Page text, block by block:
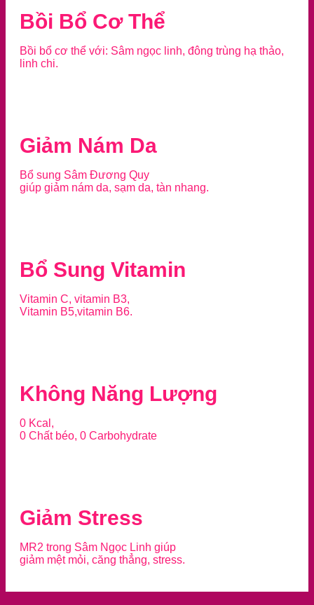
Bồi Bổ Cơ Thể
Bồi bổ cơ thể với: Sâm ngọc linh, đông trùng hạ thảo,
linh chi.
Giảm Nám Da
Bổ sung Sâm Đương Quy
giúp giảm nám da, sạm da, tàn nhang.
Bổ Sung Vitamin
Vitamin C, vitamin B3,
Vitamin B5,vitamin B6.
Không Năng Lượng
0 Kcal,
0 Chất béo, 0 Carbohydrate
Giảm Stress
MR2 trong Sâm Ngọc Linh giúp
giảm mệt mỏi, căng thẳng, stress.